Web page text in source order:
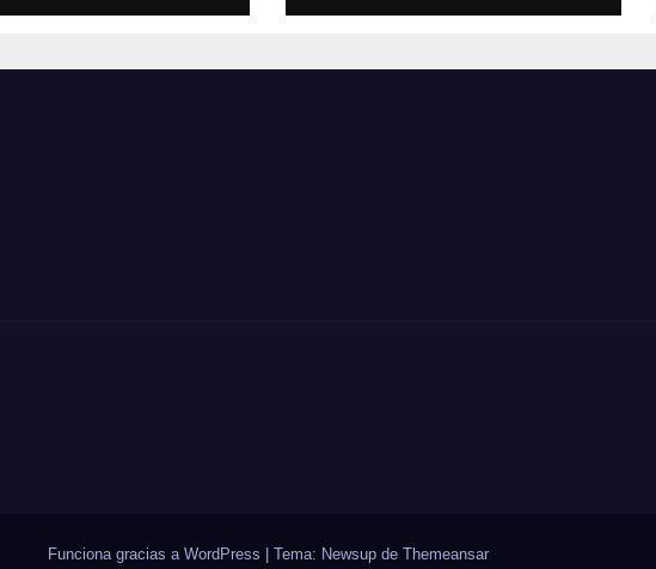
Funciona gracias a WordPress Tema: Newsup de Themeansar